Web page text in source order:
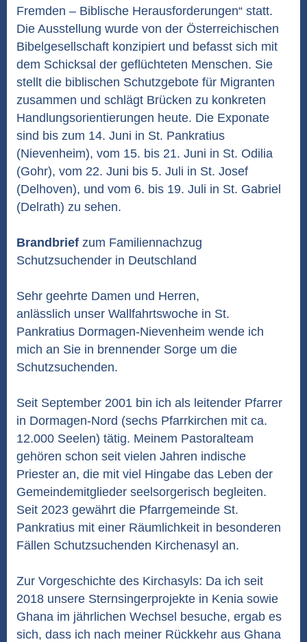
Fremden – Biblische Herausforderungen“ statt.
Die Ausstellung wurde von der Österreichischen
Bibelgesellschaft konzipiert und befasst sich mit
dem Schicksal der geflüchteten Menschen. Sie
stellt die biblischen Schutzgebote für Migranten
zusammen und schlägt Brücken zu konkreten
Handlungsorientierungen heute. Die Exponate
sind bis zum 14. Juni in St. Pankratius
(Nievenheim), vom 15. bis 21. Juni in St. Odilia
(Gohr), vom 22. Juni bis 5. Juli in St. Josef
(Delhoven), und vom 6. bis 19. Juli in St. Gabriel
(Delrath) zu sehen.
Brandbrief zum Familiennachzug
Schutzsuchender in Deutschland
Sehr geehrte Damen und Herren,
anlässlich unser Wallfahrtswoche in St.
Pankratius Dormagen-Nievenheim wende ich
mich an Sie in brennender Sorge um die
Schutzsuchenden.
Seit September 2001 bin ich als leitender Pfarrer
in Dormagen-Nord (sechs Pfarrkirchen mit ca.
12.000 Seelen) tätig. Meinem Pastoralteam
gehören schon seit vielen Jahren indische
Priester an, die mit viel Hingabe das Leben der
Gemeindemitglieder seelsorgerisch begleiten.
Seit 2023 gewährt die Pfarrgemeinde St.
Pankratius mit einer Räumlichkeit in besonderen
Fällen Schutzsuchenden Kirchenasyl an.
Zur Vorgeschichte des Kirchasyls: Da ich seit
2018 unsere Sternsingerprojekte in Kenia sowie
Ghana im jährlichen Wechsel besuche, ergab es
sich, dass ich nach meiner Rückkehr aus Ghana